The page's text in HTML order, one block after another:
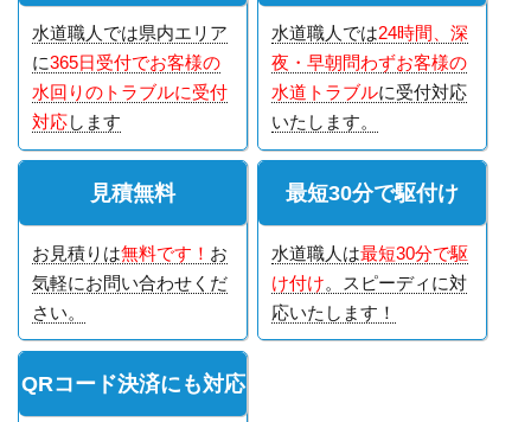
水道職人では県内エリア
に365日受付でお客様の
水回りのトラブルに受付
対応します
水道職人では24時間、深
夜・早朝問わずお客様の
水道トラブルに受付対応
いたします。
見積無料
お見積りは無料です！ お
気軽にお問い合わせくだ
さい。
最短30分で駆付け
水道職人は最短30分で駆
け付け。スピーディに対
応いたします！
QRコード決済にも対応